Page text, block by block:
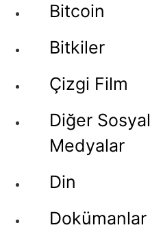
Bitcoin
Bitkiler
Çizgi Film
Diğer Sosyal
Medyalar
Din
Dokümanlar